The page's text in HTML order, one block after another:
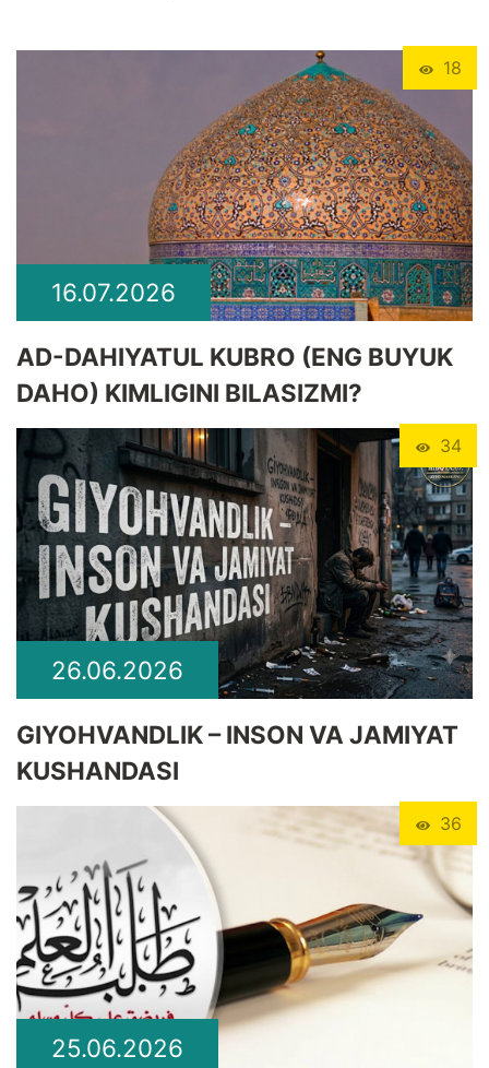
18
16.07.2026
​AD-DAHIYATUL KUBRO (ENG BUYUK
DAHO) KIMLIGINI BILASIZMI?
34
26.06.2026
GIYOHVANDLIK – INSON VA JAMIYAT
KUSHANDASI
36
25.06.2026